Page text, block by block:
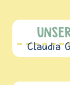
Claudia